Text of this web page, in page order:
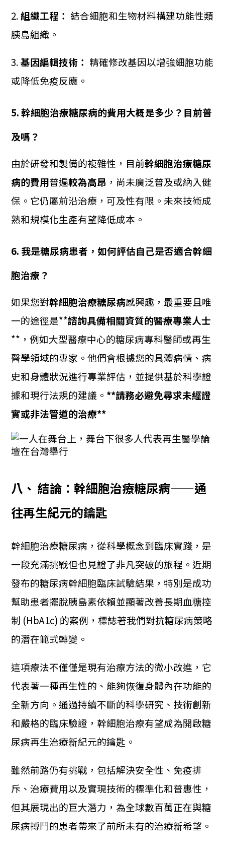
2.組織工程： 結合細胞和生物材料構建功能性類
胰島組織。
3.基因編輯技術： 精確修改基因以增強細胞功能
或降低免疫反應。
5. 幹細胞治療糖尿病的費用大概是多少？目前普
及嗎？
由於研發和製備的複雜性，目前幹細胞治療糖尿
病的費用普遍較為高昂 ，尚未廣泛普及或納入健
保。它仍屬前沿治療，可及性有限。未來技術成
熟和規模化生產有望降低成本。
6. 我是糖尿病患者，如何評估自己是否適合幹細
胞治療？
如果您對幹細胞治療糖尿病感興趣，最重要且唯
一的途徑是**諮詢具備相關資質的醫療專業人士
**，例如大型醫療中心的糖尿病專科醫師或再生
醫學領域的專家。他們會根據您的具體病情、病
史和身體狀況進行專業評估，並提供基於科學證
據和現行法規的建議。 **請務必避免尋求未經證
實或非法管道的治療**
八、 結論：幹細胞治療糖尿病——通
往再生紀元的鑰匙
幹細胞治療糖尿病，從科學概念到臨床實踐，是
一段充滿挑戰但也見證了非凡突破的旅程。近期
發布的糖尿病幹細胞臨床試驗結果，特別是成功
幫助患者擺脫胰島素依賴並顯著改善長期血糖控
制 (HbA1c) 的案例，標誌著我們對抗糖尿病策略
的潛在範式轉變。
這項療法不僅僅是現有治療方法的微小改進，它
代表著一種再生性的、能夠恢復身體內在功能的
全新方向。通過持續不斷的科學研究、技術創新
和嚴格的臨床驗證，幹細胞治療有望成為開啟糖
尿病再生治療新紀元的鑰匙。
雖然前路仍有挑戰，包括解決安全性、免疫排
斥、治療費用以及實現技術的標準化和普惠性，
但其展現出的巨大潛力，為全球數百萬正在與糖
尿病搏鬥的患者帶來了前所未有的治療新希望。